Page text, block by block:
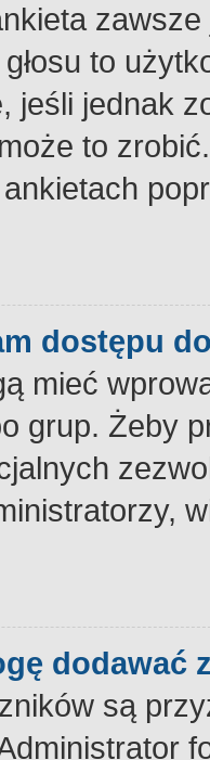
głosu to
jeśli jednak
to
dostępu
mieć
grup. Żeby
dodawać
są